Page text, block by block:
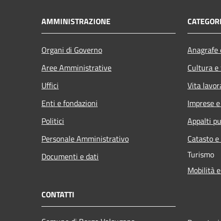
AMMINISTRAZIONE
Organi di Governo
Aree Amministrative
Uffici
Enti e fondazioni
Politici
Personale Amministrativo
Documenti e dati
Cultura
Vita
Imprese
Appalti
Catasto
Turismo
Mobilità
CONTATTI